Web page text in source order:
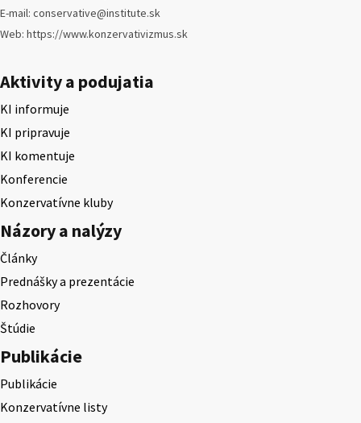
E-mail: conservative@institute.sk
Web: https://www.konzervativizmus.sk
Aktivity a podujatia
KI informuje
KI pripravuje
KI komentuje
Konferencie
Konzervatívne kluby
Názory a nalýzy
Články
Prednášky a prezentácie
Rozhovory
Štúdie
Publikácie
Publikácie
Konzervatívne listy